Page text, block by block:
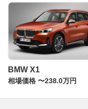
BMW X1
相場価格 〜238.0万円